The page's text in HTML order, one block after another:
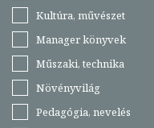
Kultúra, művészet
Manager könyvek
Műszaki, technika
Növényvilág
Pedagógia, nevelés